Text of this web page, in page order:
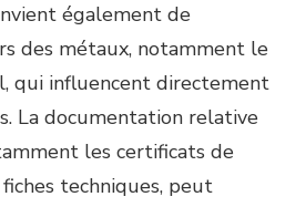
également de
des métaux, notamment le
qui influencent directement
La documentation relative
les certificats de
techniques, peut